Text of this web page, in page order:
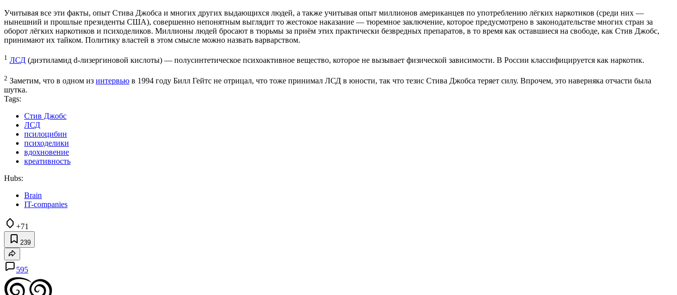
Учитывая все эти факты, опыт Стива Джобса и многих других выдающихся людей, а также учитывая опыт миллионов американцев по употреблению лёгких наркотиков (среди них —
нынешний и прошлые президенты США), совершенно непонятным выглядит то жестокое наказание — тюремное заключение, которое предусмотрено в законодательстве многих стран за
оборот лёгких наркотиков и психоделиков. Миллионы людей бросают в тюрьмы за приём этих практически безвредных препаратов, в то время как оставшиеся на свободе, как Стив Джобс,
принимают их тайком. Политику властей в этом смысле можно назвать варварством.
1 ЛСД (диэтиламид d-лизергиновой кислоты) — полусинтетическое психоактивное вещество, которое не вызывает физической зависимости. В России классифицируется как наркотик.
2 Заметим, что в одном из интервью в 1994 году Билл Гейтс не отрицал, что тоже принимал ЛСД в юности, так что тезис Стива Джобса теряет силу. Впрочем, это наверняка отчасти была
шутка.
Tags:
Стив Джобс
ЛСД
псилоцибин
психоделики
вдохновение
креативность
Hubs:
Brain
IT-companies
+71
239
595